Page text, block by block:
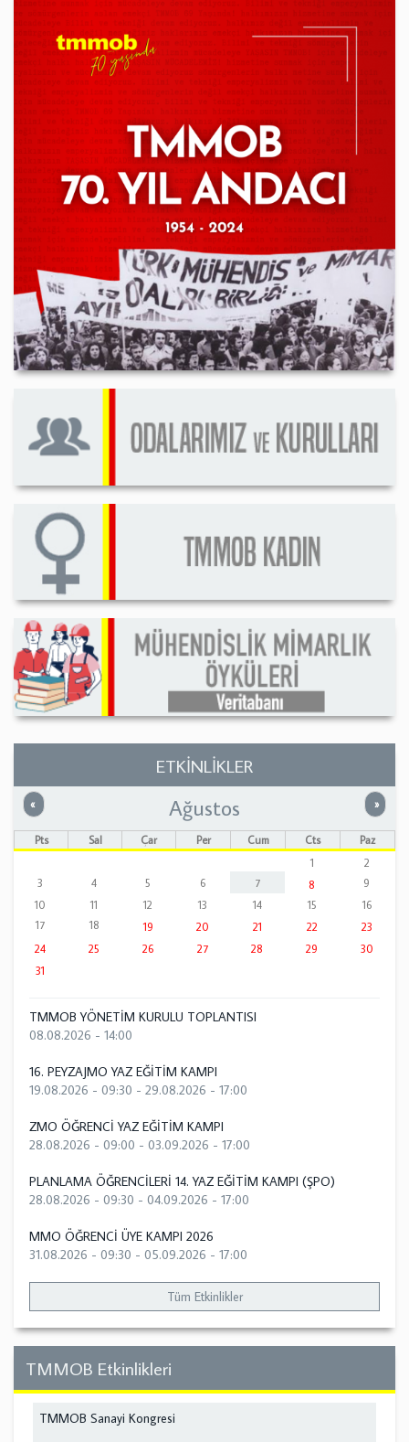
ETKİNLİKLER
« Önceki »
Ağustos
Pts Sal Çar Per Cum Cts
Paz
1
2
3
4 5 6 7 8
9
10
11 12 13 14 15
16
17
18 19 20 21 22
23
24
25 26 27 28 29
30
31
TMMOB YÖNETİM KURULU TOPLANTISI
08.08.2026 - 14:00
16. PEYZAJMO YAZ EĞİTİM KAMPI
19.08.2026 - 09:30 - 29.08.2026 - 17:00
ZMO ÖĞRENCİ YAZ EĞİTİM KAMPI
28.08.2026 - 09:00 - 03.09.2026 - 17:00
PLANLAMA ÖĞRENCİLERİ 14. YAZ EĞİTİM KAMPI (ŞPO)
28.08.2026 - 09:30 - 04.09.2026 - 17:00
MMO ÖĞRENCİ ÜYE KAMPI 2026
31.08.2026 - 09:30 - 05.09.2026 - 17:00
Tüm Etkinlikler
TMMOB Etkinlikleri
TMMOB Sanayi Kongresi